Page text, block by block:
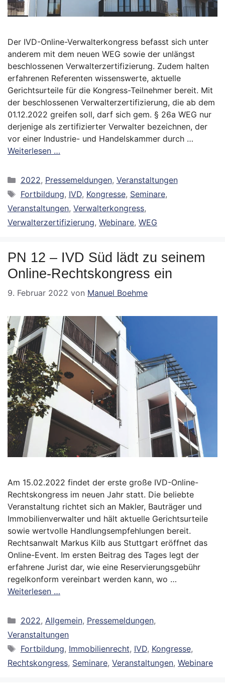
Der IVD-Online-Verwalterkongress befasst sich unter
anderem mit dem neuen WEG sowie der unlängst
beschlossenen Verwalterzertifizierung. Zudem halten
erfahrenen Referenten wissenswerte, aktuelle
Gerichtsurteile für die Kongress-Teilnehmer bereit. Mit
der beschlossenen Verwalterzertifizierung, die ab dem
01.12.2022 greifen soll, darf sich gem. § 26a WEG nur
derjenige als zertifizierter Verwalter bezeichnen, der
vor einer Industrie- und Handelskammer durch …
Weiterlesen …
Kategorien
2022, Pressemeldungen, Veranstaltungen
Schlagwörter
Fortbildung, IVD, Kongresse, Seminare,
Veranstaltungen, Verwalterkongress,
Verwalterzertifizierung, Webinare, WEG
PN 12 – IVD Süd lädt zu seinem
Online-Rechtskongress ein
9. Februar 2022 von Manuel Boehme
Am 15.02.2022 findet der erste große IVD-Online-
Rechtskongress im neuen Jahr statt. Die beliebte
Veranstaltung richtet sich an Makler, Bauträger und
Immobilienverwalter und hält aktuelle Gerichtsurteile
sowie wertvolle Handlungsempfehlungen bereit.
Rechtsanwalt Markus Kilb aus Stuttgart eröffnet das
Online-Event. Im ersten Beitrag des Tages legt der
erfahrene Jurist dar, wie eine Reservierungsgebühr
regelkonform vereinbart werden kann, wo …
Weiterlesen …
Kategorien
2022, Allgemein, Pressemeldungen,
Veranstaltungen
Schlagwörter
Fortbildung, Immobilienrecht, IVD, Kongresse,
Rechtskongress, Seminare, Veranstaltungen, Webinare